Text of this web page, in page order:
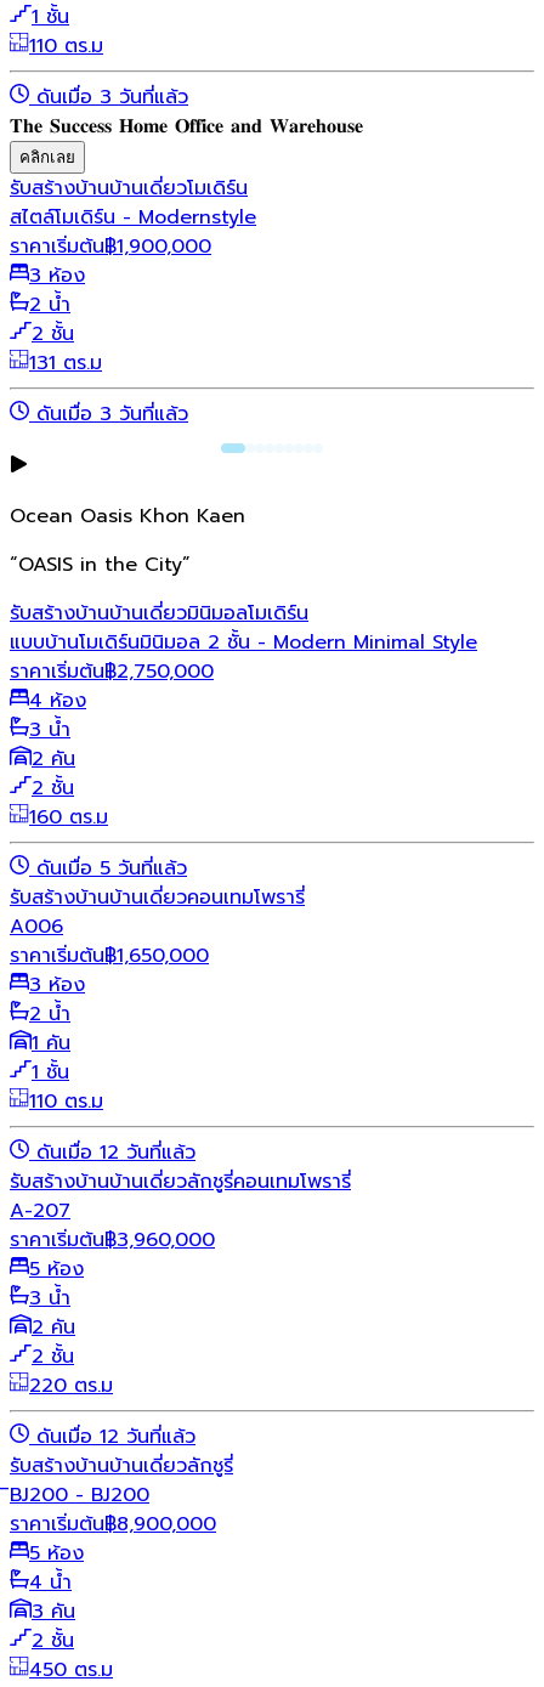
1 ชั้น
110 ตร.ม
ดันเมื่อ 3 วันที่แล้ว
𝐓𝐡𝐞 𝐒𝐮𝐜𝐜𝐞𝐬𝐬 𝐇𝐨𝐦𝐞 𝐎𝐟𝐟𝐢𝐜𝐞 𝐚𝐧𝐝 𝐖𝐚𝐫𝐞𝐡𝐨𝐮𝐬𝐞
คลิกเลย
รับสร้างบ้านบ้านเดี่ยวโมเดิร์น
สไตล์โมเดิร์น - Modernstyle
ราคาเริ่มต้น฿1,900,000
3 ห้อง
2 น้ำ
2 ชั้น
131 ตร.ม
ดันเมื่อ 3 วันที่แล้ว
Ocean Oasis Khon Kaen
“OASIS in the City”
รับสร้างบ้านบ้านเดี่ยวมินิมอลโมเดิร์น
แบบบ้านโมเดิร์นมินิมอล 2 ชั้น - Modern Minimal Style
ราคาเริ่มต้น฿2,750,000
4 ห้อง
3 น้ำ
2 คัน
2 ชั้น
160 ตร.ม
ดันเมื่อ 5 วันที่แล้ว
รับสร้างบ้านบ้านเดี่ยวคอนเทมโพรารี่
A006
ราคาเริ่มต้น฿1,650,000
3 ห้อง
2 น้ำ
1 คัน
1 ชั้น
110 ตร.ม
ดันเมื่อ 12 วันที่แล้ว
รับสร้างบ้านบ้านเดี่ยวลักชูรี่คอนเทมโพรารี่
A-207
ราคาเริ่มต้น฿3,960,000
5 ห้อง
3 น้ำ
2 คัน
2 ชั้น
220 ตร.ม
ดันเมื่อ 12 วันที่แล้ว
รับสร้างบ้านบ้านเดี่ยวลักชูรี่
ิBJ200 - BJ200
ราคาเริ่มต้น฿8,900,000
5 ห้อง
4 น้ำ
3 คัน
2 ชั้น
450 ตร.ม